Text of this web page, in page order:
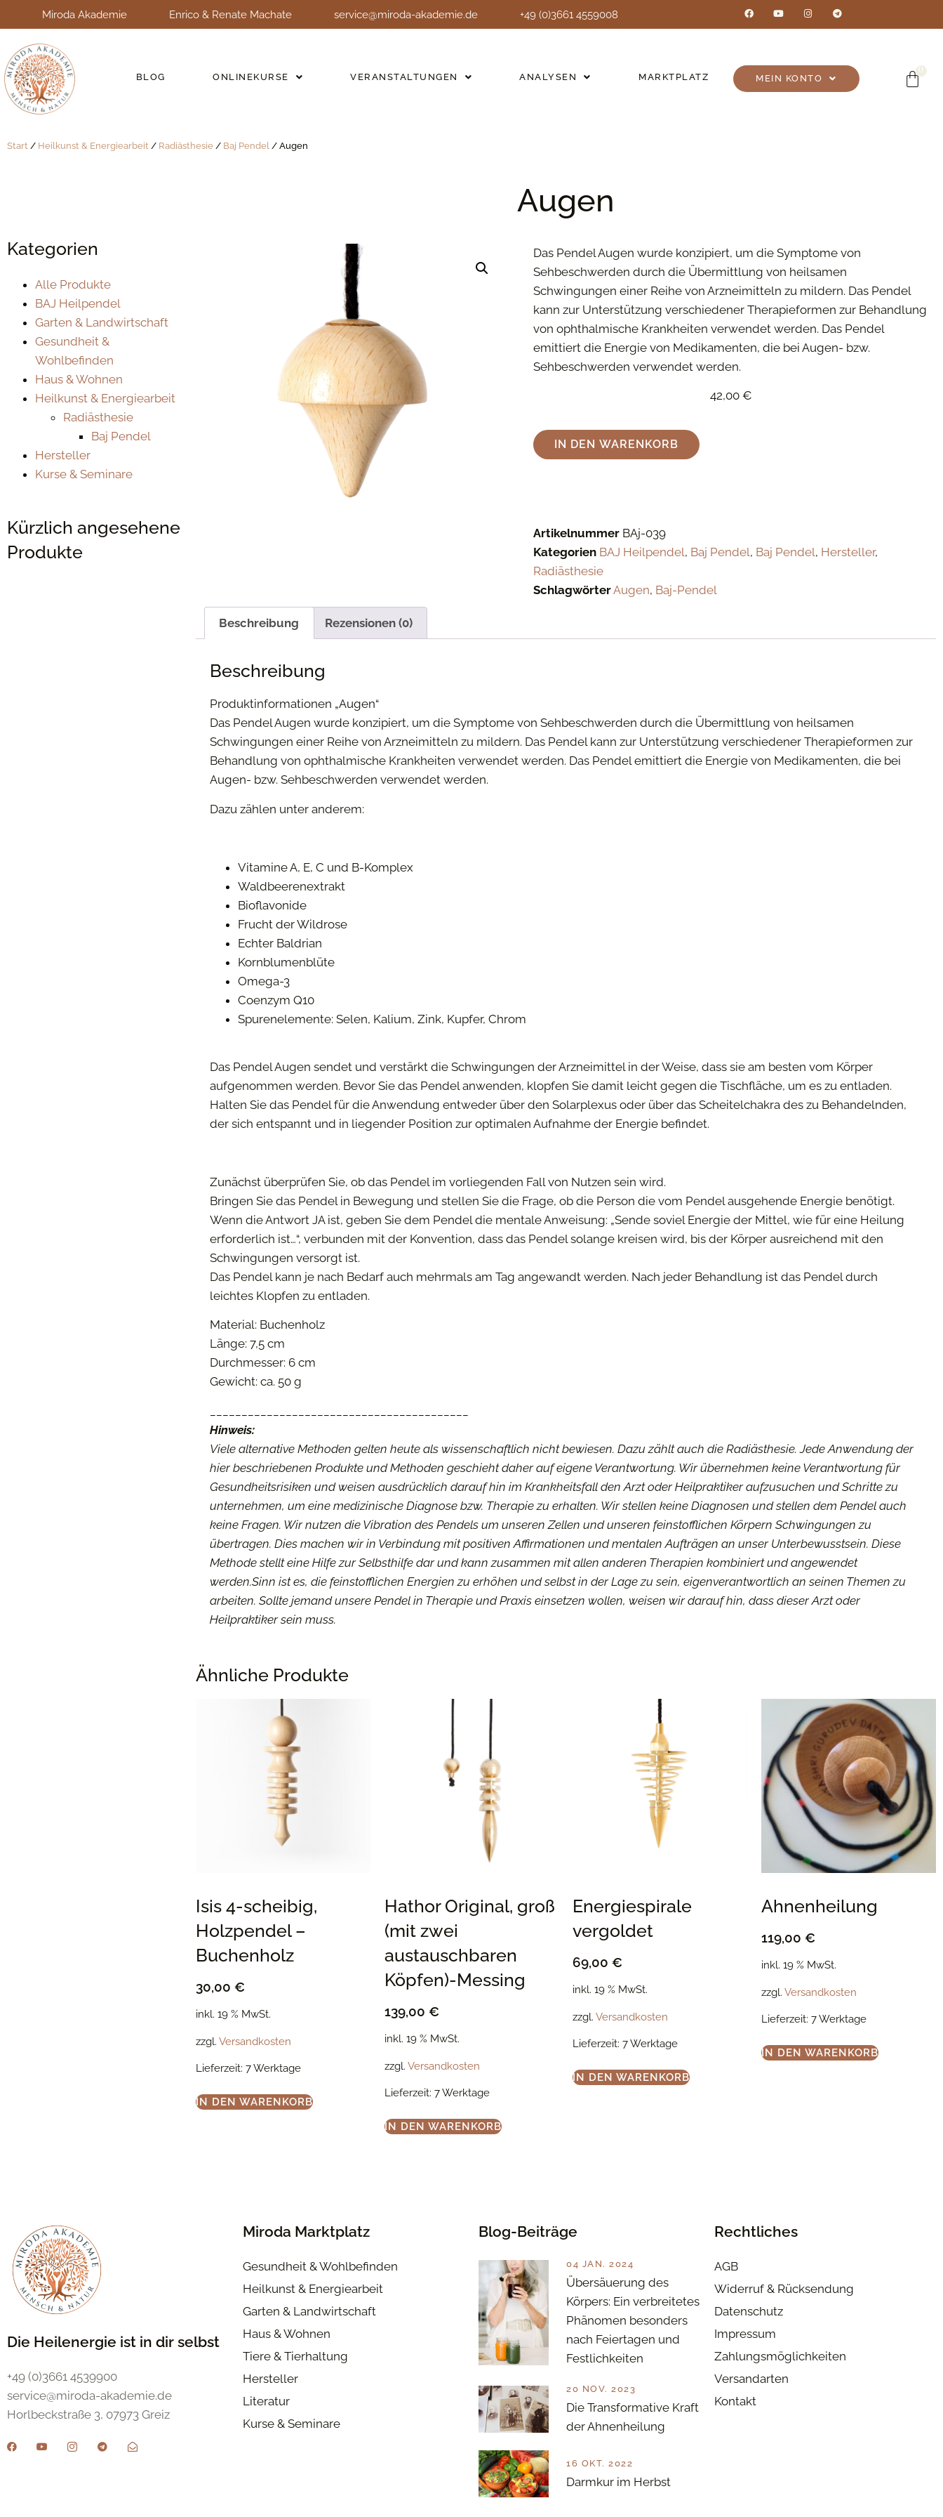
Miroda Akademie Enrico & Renate Machate service@miroda-akademie.de +49 (0)3661 4559008
BLOG ONLINEKURSE VERANSTALTUNGEN ANALYSEN MARKTPLATZ MEIN KONTO
Start / Heilkunst & Energiearbeit / Radiästhesie / Baj Pendel / Augen
Augen
Kategorien
Alle Produkte
BAJ Heilpendel
Garten & Landwirtschaft
Gesundheit &
Wohlbefinden
Haus & Wohnen
Heilkunst & Energiearbeit
Radiästhesie
Baj Pendel
Hersteller
Kurse & Seminare
Kürzlich angesehene
Produkte
Das Pendel Augen wurde konzipiert, um die Symptome von
Sehbeschwerden durch die Übermittlung von heilsamen
Schwingungen einer Reihe von Arzneimitteln zu mildern. Das Pendel
kann zur Unterstützung verschiedener Therapieformen zur Behandlung
von ophthalmische Krankheiten verwendet werden. Das Pendel
emittiert die Energie von Medikamenten, die bei Augen- bzw.
Sehbeschwerden verwendet werden.
42,00€
IN DEN WARENKORB
Artikelnummer BAj-039
Kategorien BAJ Heilpendel, Baj Pendel, Baj Pendel, Hersteller,
Radiästhesie
SchlagwörterAugen, Baj-Pendel
Beschreibung Rezensionen (0)
Beschreibung
Produktinformationen „Augen“
Das Pendel Augen wurde konzipiert, um die Symptome von Sehbeschwerden durch die Übermittlung von heilsamen
Schwingungen einer Reihe von Arzneimitteln zu mildern. Das Pendel kann zur Unterstützung verschiedener Therapieformen zur
Behandlung von ophthalmische Krankheiten verwendet werden. Das Pendel emittiert die Energie von Medikamenten, die bei
Augen- bzw. Sehbeschwerden verwendet werden.
Dazu zählen unter anderem:
Vitamine A, E, C und B-Komplex
Waldbeerenextrakt
Bioflavonide
Frucht der Wildrose
Echter Baldrian
Kornblumenblüte
Omega-3
Coenzym Q10
Spurenelemente: Selen, Kalium, Zink, Kupfer, Chrom
Das Pendel Augen sendet und verstärkt die Schwingungen der Arzneimittel in der Weise, dass sie am besten vom Körper
aufgenommen werden. Bevor Sie das Pendel anwenden, klopfen Sie damit leicht gegen die Tischfläche, um es zu entladen.
Halten Sie das Pendel für die Anwendung entweder über den Solarplexus oder über das Scheitelchakra des zu Behandelnden,
der sich entspannt und in liegender Position zur optimalen Aufnahme der Energie befindet.
Zunächst überprüfen Sie, ob das Pendel im vorliegenden Fall von Nutzen sein wird.
Bringen Sie das Pendel in Bewegung und stellen Sie die Frage, ob die Person die vom Pendel ausgehende Energie benötigt.
Wenn die Antwort JA ist, geben Sie dem Pendel die mentale Anweisung: „Sende soviel Energie der Mittel, wie für eine Heilung
erforderlich ist…“, verbunden mit der Konvention, dass das Pendel solange kreisen wird, bis der Körper ausreichend mit den
Schwingungen versorgt ist.
Das Pendel kann je nach Bedarf auch mehrmals am Tag angewandt werden. Nach jeder Behandlung ist das Pendel durch
leichtes Klopfen zu entladen.
Material: Buchenholz
Länge: 7,5 cm
Durchmesser: 6 cm
Gewicht: ca. 50 g
Hinweis:
Viele alternative Methoden gelten heute als wissenschaftlich nicht bewiesen. Dazu zählt auch die Radiästhesie. Jede Anwendung der
hier beschriebenen Produkte und Methoden geschieht daher auf eigene Verantwortung. Wir übernehmen keine Verantwortung für
Gesundheitsrisiken und weisen ausdrücklich darauf hin im Krankheitsfall den Arzt oder Heilpraktiker aufzusuchen und Schritte zu
unternehmen, um eine medizinische Diagnose bzw. Therapie zu erhalten. Wir stellen keine Diagnosen und stellen dem Pendel auch
keine Fragen. Wir nutzen die Vibration des Pendels um unseren Zellen und unseren feinstofflichen Körpern Schwingungen zu
übertragen. Dies machen wir in Verbindung mit positiven Affirmationen und mentalen Aufträgen an unser Unterbewusstsein. Diese
Methode stellt eine Hilfe zur Selbsthilfe dar und kann zusammen mit allen anderen Therapien kombiniert und angewendet
werden.Sinn ist es, die feinstofflichen Energien zu erhöhen und selbst in der Lage zu sein, eigenverantwortlich an seinen Themen zu
arbeiten. Sollte jemand unsere Pendel in Therapie und Praxis einsetzen wollen, weisen wir darauf hin, dass dieser Arzt oder
Heilpraktiker sein muss.
Ähnliche Produkte
Isis 4-scheibig,
Holzpendel –
Buchenholz
30,00 €
inkl. 19 % MwSt.
zzgl. Versandkosten
Lieferzeit: 7 Werktage
IN DEN WARENKORB
Hathor Original, groß
(mit zwei
austauschbaren
Köpfen)-Messing
139,00 €
inkl. 19 % MwSt.
zzgl. Versandkosten
Lieferzeit: 7 Werktage
IN DEN WARENKORB
Energiespirale
vergoldet
69,00€
inkl. 19 % MwSt.
zzgl.Versandkosten
Lieferzeit:7 Werktage
IN DEN WARENKORB
Ahnenheilung
119,00€
inkl. 19 % MwSt.
zzgl.Versandkosten
Lieferzeit:7 Werktage
IN DEN WARENKORB
Die Heilenergie ist in dir selbst
+49 (0)3661 4539900
service@miroda-akademie.de
Horlbeckstraße 3, 07973 Greiz
Miroda Marktplatz
Gesundheit & Wohlbefinden
Heilkunst & Energiearbeit
Garten & Landwirtschaft
Haus & Wohnen
Tiere & Tierhaltung
Hersteller
Literatur
Kurse & Seminare
Blog-Beiträge
04 JAN. 2024
Übersäuerung des
Körpers: Ein verbreitetes
Phänomen besonders
nach Feiertagen und
Festlichkeiten
20 NOV. 2023
Die Transformative Kraft
der Ahnenheilung
16 OKT. 2022
Darmkur im Herbst
Rechtliches
AGB
Widerruf & Rücksendung
Datenschutz
Impressum
Zahlungsmöglichkeiten
Versandarten
Kontakt